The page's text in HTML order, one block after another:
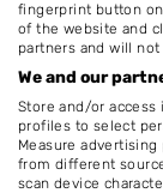
fingerprint button
of the website and
partners and will
We and our
Store and/or
profiles to select
Measure
from different
scan device